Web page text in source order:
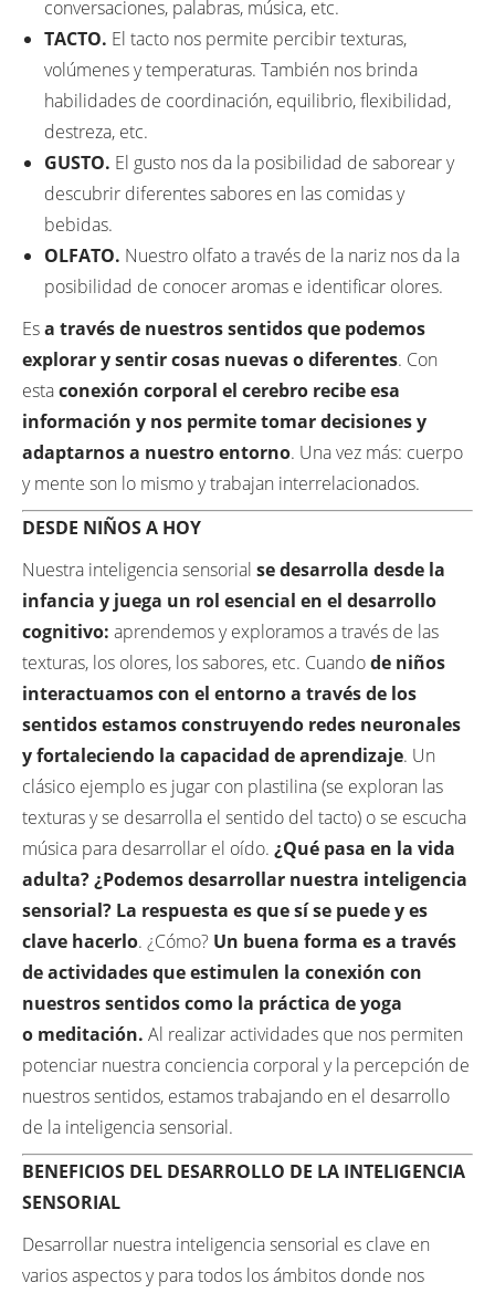
conversaciones, palabras, música, etc.
TACTO. El tacto nos permite percibir texturas,
volúmenes y temperaturas. También nos brinda
habilidades de coordinación, equilibrio, flexibilidad,
destreza, etc.
GUSTO. El gusto nos da la posibilidad de saborear y
descubrir diferentes sabores en las comidas y
bebidas.
OLFATO. Nuestro olfato a través de la nariz nos da la
posibilidad de conocer aromas e identificar olores.
Esa través de nuestros sentidos que podemos
explorar y sentir cosas nuevas o diferentes. Con
estaconexión corporal el cerebro recibe esa
información y nos permite tomar decisiones y
adaptarnos a nuestro entorno. Una vez más: cuerpo
y mente son lo mismo y trabajan interrelacionados.
DESDE NIÑOS A HOY
Nuestra inteligencia sensorial se desarrolla desde la
infancia y juega un rol esencial en el desarrollo
cognitivo: aprendemos y exploramos a través de las
texturas, los olores, los sabores, etc. Cuandode niños
interactuamos con el entorno a través de los
sentidos estamos construyendo redes neuronales
y fortaleciendo la capacidad de aprendizaje. Un
clásico ejemplo es jugar con plastilina (se exploran las
texturas y se desarrolla el sentido del tacto) o se escucha
música para desarrollar el oído. ¿Qué pasa en la vida
adulta? ¿Podemos desarrollar nuestra inteligencia
sensorial? La respuesta es que sí se puede y es
clave hacerlo. ¿Cómo? Un buena forma es a través
de actividades que estimulen la conexión con
nuestros sentidos como la práctica de yoga
o meditación. Al realizar actividades que nos permiten
potenciar nuestra conciencia corporal y la percepción de
nuestros sentidos, estamos trabajando en el desarrollo
de la inteligencia sensorial.
BENEFICIOS DEL DESARROLLO DE LA INTELIGENCIA
SENSORIAL
Desarrollar nuestra inteligencia sensorial es clave en
varios aspectos y para todos los ámbitos donde nos